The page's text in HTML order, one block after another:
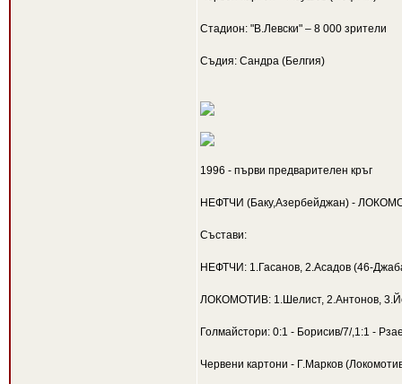
Стадион: "В.Левски" – 8 000 зрители
Съдия: Сандра (Белгия)
1996 - първи предварителен кръг
НЕФТЧИ (Баку,Азербейджан) -
Състави:
НЕФТЧИ: 1.Гасанов, 2.Асадов (46-
ЛОКОМОТИВ: 1.Шелист, 2.Антонов,
Голмайстори: 0:1 - Борисив/7/,1:1 -
Червени картони - Г.Марков